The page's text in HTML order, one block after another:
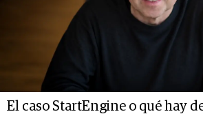
El caso StartEngine o qué hay